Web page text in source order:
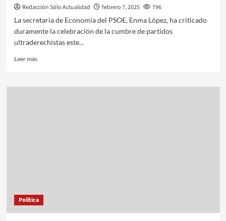
Redacción Sólo Actualidad febrero 7, 2025
796
La secretaria de Economía del PSOE, Enma López, ha criticado
duramente la celebración de la cumbre de partidos
ultraderechistas este...
Leer más
Política